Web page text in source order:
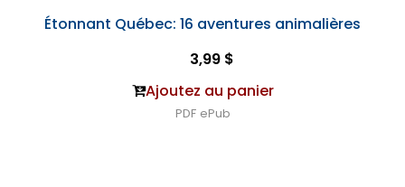
Étonnant Québec: 16 aventures animalières
3,99 $
Ajoutez au panier
PDF ePub